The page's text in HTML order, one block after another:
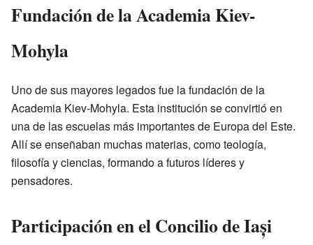
Fundación de la Academia Kiev-
Mohyla
Uno de sus mayores legados fue la fundación de la
Academia Kiev-Mohyla. Esta institución se convirtió en
una de las escuelas más importantes de Europa del Este.
Allí se enseñaban muchas materias, como teología,
filosofía y ciencias, formando a futuros líderes y
pensadores.
Participación en el Concilio de Iași